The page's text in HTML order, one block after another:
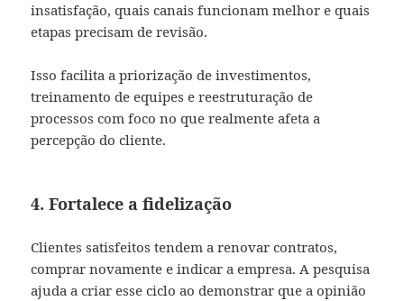
insatisfação, quais canais funcionam melhor e quais
etapas precisam de revisão.
Isso facilita a priorização de investimentos,
treinamento de equipes e reestruturação de
processos com foco no que realmente afeta a
percepção do cliente.
4. Fortalece a fidelização
Clientes satisfeitos tendem a renovar contratos,
comprar novamente e indicar a empresa. A pesquisa
ajuda a criar esse ciclo ao demonstrar que a opinião